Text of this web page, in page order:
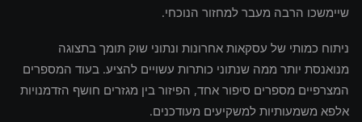
שיימשכו הרבה מעבר למחזור הנוכחי.
ניתוח כמותי של עסקאות אחרונות ונתוני שוק תומך בתצוגה
מנואנסת יותר ממה שנתוני כותרות עשויים להציע. בעוד המספרים
המצרפיים מספרים סיפור אחד, הפיזור בין מגזרים חושף הזדמנויות
אלפא משמעותיות למשקיעים מעודכנים.